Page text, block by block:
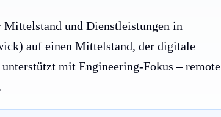
und Dienstleistungen in
auf einen Mittelstand, der digitale
mit Engineering-Fokus – remote